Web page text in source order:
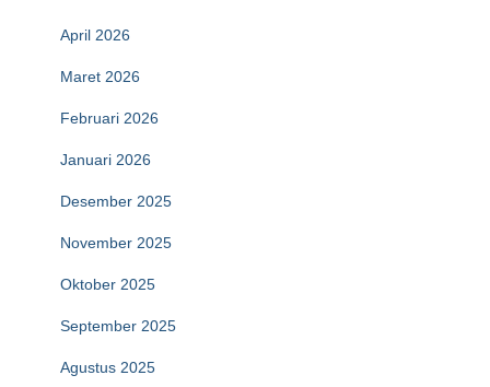
April 2026
Maret 2026
Februari 2026
Januari 2026
Desember 2025
November 2025
Oktober 2025
September 2025
Agustus 2025